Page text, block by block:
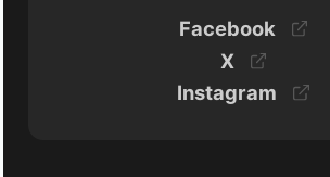
Facebook
X
Instagram